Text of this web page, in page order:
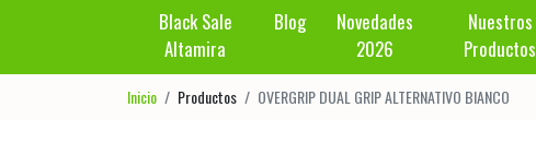
Black Sale
Altamira
Blog
Novedades
2026
Nuestros
Productos
Inicio Productos OVERGRIP DUAL GRIP ALTERNATIVO BlANCO